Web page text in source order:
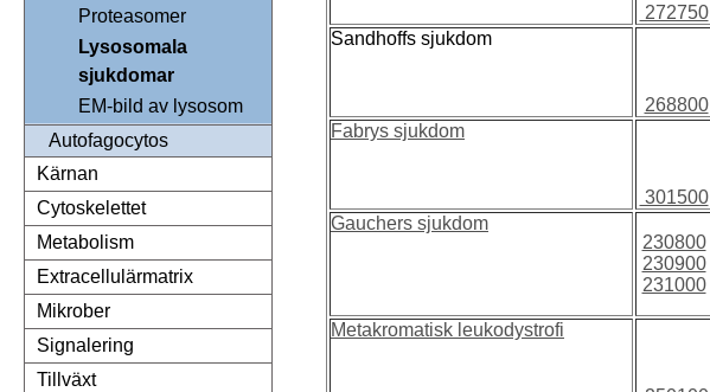
Proteasomer
Lysosomala
sjukdomar
EM-bild av lysosom
Autofagocytos
Kärnan
Cytoskelettet
Metabolism
Extracellulärmatrix
Mikrober
Signalering
Tillväxt
272750
Sandhoffs sjukdom
268800
Fabrys sjukdom
301500
Gauchers sjukdom
230800
230900
231000
Metakromatisk leukodystrofi